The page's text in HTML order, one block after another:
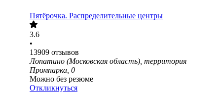
Пятёрочка. Распределительные центры
3.6
•
13909 отзывов
Лопатино (Московская область), территория
Промпарка, 0
Можно без резюме
Откликнуться